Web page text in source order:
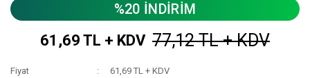
%20 İNDİRİM
61,69 TL + KDV 77,12 TL + KDV
Fiyat
61,69 TL + KDV